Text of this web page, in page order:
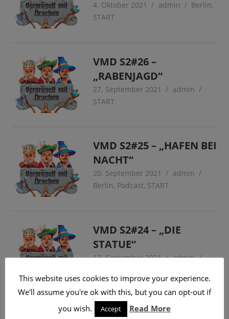
4. Oktober 2021 admin Berlin,
START
VMD S2#26 –
„RABENJAGD“
27. September 2021
admin
START
VMD S2#25 – „HAFEN BEI
NACHT“
20. September 2021
admin
Berlin, Podcast, START
VMD S2#24 – „DIE
STATUE“
13. September 2021
admin
4 5
This website uses cookies to improve your experience.
We'll assume you're ok with this, but you can opt-out if
you wish.
Accept Read More